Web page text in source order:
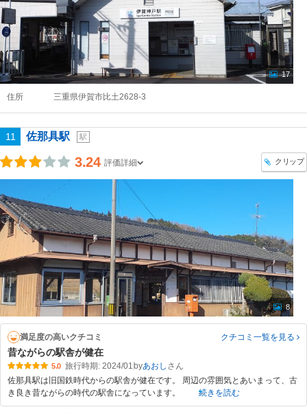
17
住所 三重県伊賀市比土2628-3
11 佐那具駅 駅
3.24 評価詳細 クリップ
8
満足度の高いクチコミ クチコミ一覧を見る
昔ながらの駅舎が健在
5.0 旅行時期: 2024/01 byあおし
佐那具駅は旧国鉄時代からの駅舎が健在です。 周辺の雰囲気とあいまって、古
き良き昔ながらの時代の駅舎になっています。
続きを読む